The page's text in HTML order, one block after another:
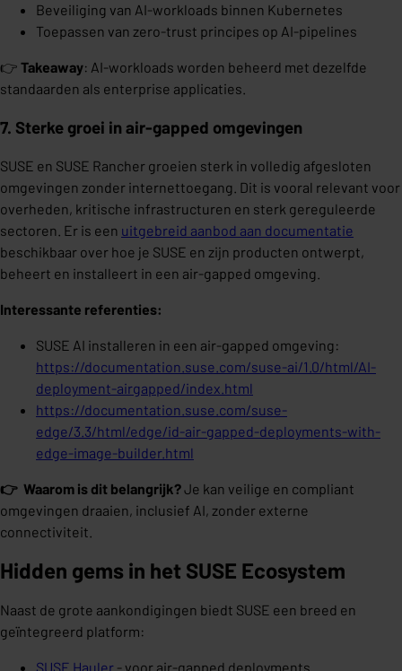
Beveiliging van AI-workloads binnen Kubernetes
Toepassen van zero-trust principes op AI-pipelines
👉 Takeaway: AI-workloads worden beheerd met dezelfde
standaarden als enterprise applicaties.
7. Sterke groei in air-gapped omgevingen
SUSE en SUSE Rancher groeien sterk in volledig afgesloten
omgevingen zonder internettoegang. Dit is vooral relevant voor
overheden, kritische infrastructuren en sterk gereguleerde
sectoren. Er is een uitgebreid aanbod aan documentatie
beschikbaar over hoe je SUSE en zijn producten ontwerpt,
beheert en installeert in een air-gapped omgeving.
Interessante referenties:
SUSE AI installeren in een air-gapped omgeving:
https://documentation.suse.com/suse-ai/1.0/html/AI-
deployment-airgapped/index.html
https://documentation.suse.com/suse-
edge/3.3/html/edge/id-air-gapped-deployments-with-
edge-image-builder.html
👉 Waarom is dit belangrijk?Je kan veilige en compliant
omgevingen draaien, inclusief AI, zonder externe
connectiviteit.
Hidden gems in het SUSE Ecosystem
Naast de grote aankondigingen biedt SUSE een breed en
geïntegreerd platform:
SUSE Hauler - voor air-gapped deployments